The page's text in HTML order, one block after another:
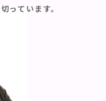
っています。